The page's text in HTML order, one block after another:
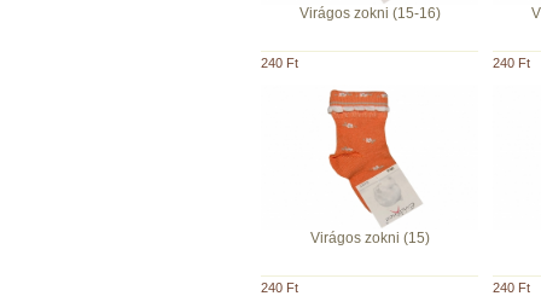
Virágos zokni (15-16)
240 Ft 240 Ft
Virágos zokni (15)
240 Ft 240 Ft